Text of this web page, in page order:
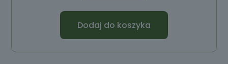
Dodaj do koszyka